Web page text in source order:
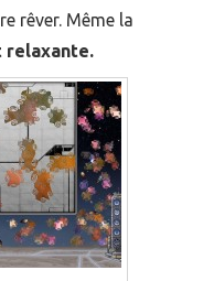
rêver. Même la
relaxante.